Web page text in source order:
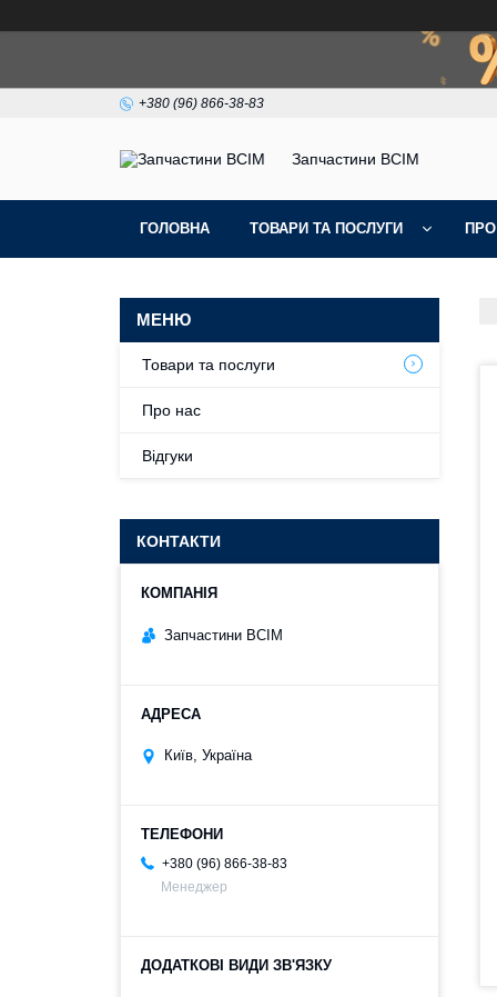
+380 (96) 866-38-83
Запчастини ВСІМ
ГОЛОВНА ТОВАРИ ТА ПОСЛУГИ
Товари та послуги
Про нас
Відгуки
КОНТАКТИ
Запчастини ВСІМ
Київ, Україна
+380 (96) 866-38-83
Менеджер